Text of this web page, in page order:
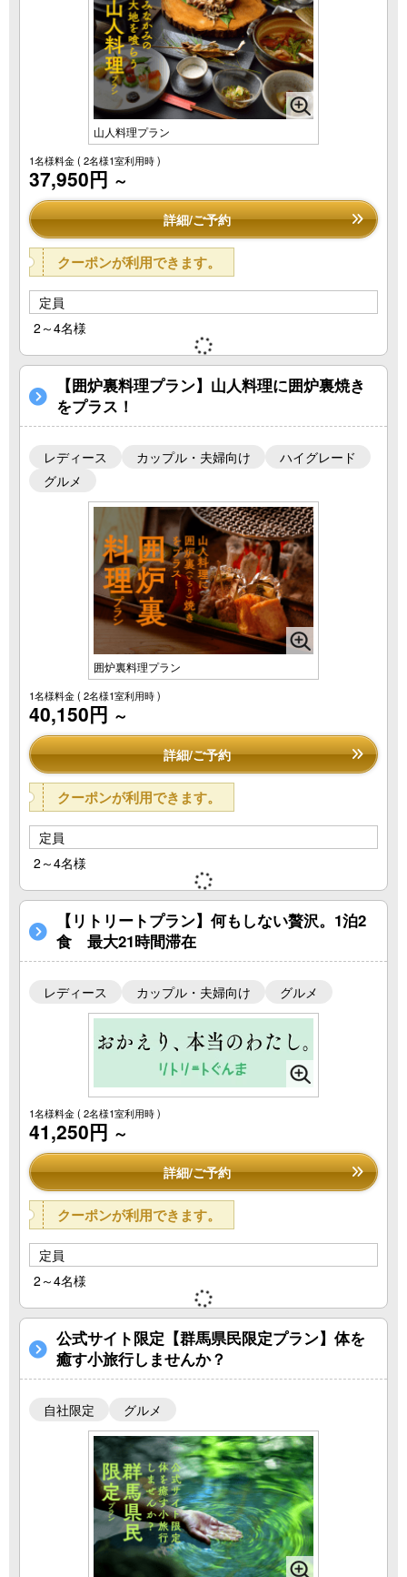
山人料理プラン
1名様料金( 2名様1室利用時 )
37,950円 ～
詳細/ご予約
クーポンが利用できます。
定員
2～4名様
【囲炉裏料理プラン】山人料理に囲炉裏焼き
をプラス！
レディース カップル・夫婦向け
ハイグレード
グルメ
囲炉裏料理プラン
1名様料金( 2名様1室利用時 )
40,150円 ～
詳細/ご予約
クーポンが利用できます。
定員
2～4名様
【リトリートプラン】何もしない贅沢。1泊2
食 最大21時間滞在
レディース カップル・夫婦向け グルメ
1名様料金( 2名様1室利用時 )
41,250円 ～
詳細/ご予約
クーポンが利用できます。
定員
2～4名様
公式サイト限定【群馬県民限定プラン】体を
癒す小旅行しませんか？
自社限定 グルメ